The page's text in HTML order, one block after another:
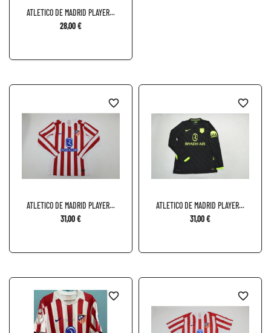
ATLETICO DE MADRID PLAYER...
28,00 €
ATLETICO DE MADRID PLAYER...
31,00 €
favorite_border
ATLETICO DE MADRID PLAYER...
31,00 €
favorite_border
favorite_border favorite_border